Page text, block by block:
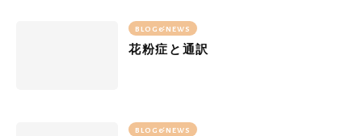
BLOG&NEWS
花粉症と通訳
BLOG&NEWS